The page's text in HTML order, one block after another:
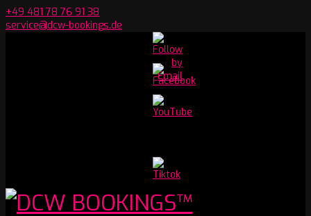
Skip
to
+49 481 78 76 91 38
service@dcw-bookings.de
Youtube
Channel